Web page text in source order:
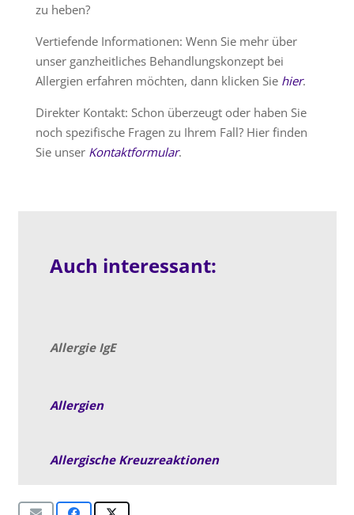
zu heben?
Vertiefende Informationen: Wenn Sie mehr über
unser ganzheitliches Behandlungskonzept bei
Allergien erfahren möchten, dann klicken Sie hier.
Direkter Kontakt: Schon überzeugt oder haben Sie
noch spezifische Fragen zu Ihrem Fall? Hier finden
Sie unser Kontaktformular.
Auch interessant:
Allergie IgE
Allergien
Allergische Kreuzreaktionen